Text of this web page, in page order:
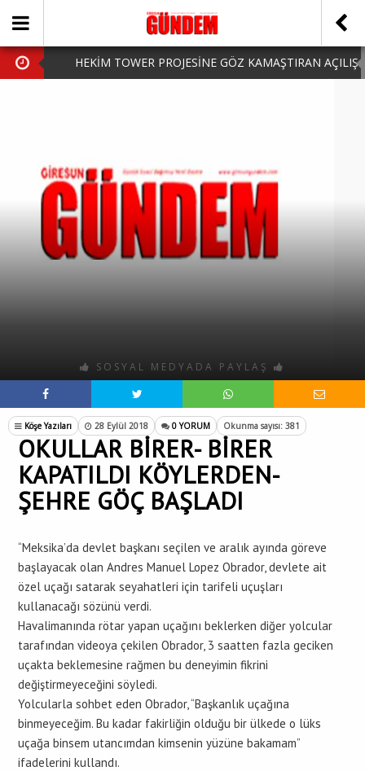
HEKİM TOWER PROJESİNE GÖZ KAMAŞTIRAN AÇILIŞ
HARUN CİCİ: VİDEOYU GÖRÜNCE GÖZLERİM DOLDU
SOSYAL MEDYADA PAYLAŞ
Köşe Yazıları 28 Eylül 2018 0 YORUM Okunma sayısı: 381
OKULLAR BİRER- BİRER
KAPATILDI KÖYLERDEN-
ŞEHRE GÖÇ BAŞLADI
“Meksika’da devlet başkanı seçilen ve aralık ayında göreve
başlayacak olan Andres Manuel Lopez Obrador, devlete ait
özel uçağı satarak seyahatleri için tarifeli uçuşları
kullanacağı sözünü verdi.
Havalimanında rötar yapan uçağını beklerken diğer yolcular
tarafından videoya çekilen Obrador, 3 saatten fazla geciken
uçakta beklemesine rağmen bu deneyimin fikrini
değiştirmeyeceğini söyledi.
Yolcularla sohbet eden Obrador, “Başkanlık uçağına
binmeyeceğim. Bu kadar fakirliğin olduğu bir ülkede o lüks
uçağa binsem utancımdan kimsenin yüzüne bakamam”
ifadelerini kullandı.